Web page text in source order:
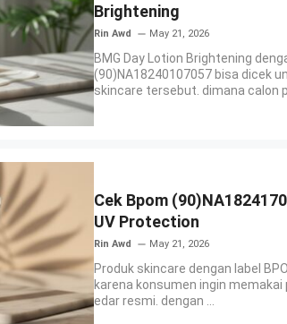
Brightening
Rin Awd May 21, 2026
BMG Day Lotion Brightening
(90)NA18240107057 bisa dicek
skincare tersebut. dimana calon
Cek Bpom
UV Protection
Rin Awd May 21, 2026
Produk skincare dengan label
karena konsumen ingin
edar resmi. dengan ...